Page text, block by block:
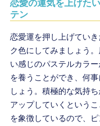
恋愛の運気を上げた
テン
恋愛運を押し上げてい
ク色にしてみましょう
い感じのパステルカラ
を養うことができ、何
しょう。積極的な気持
アップしていくという
を象徴しているので、